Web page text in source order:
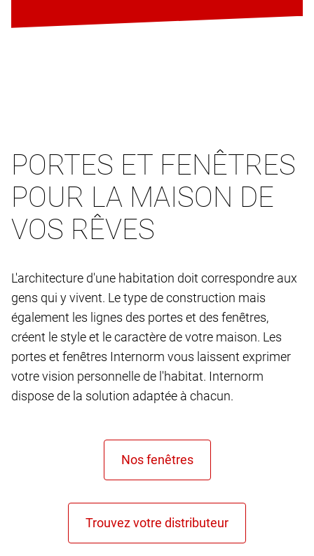
PORTES ET FENÊTRES
POUR LA MAISON DE
VOS RÊVES
L'architecture d'une habitation doit correspondre aux
gens qui y vivent. Le type de construction mais
également les lignes des portes et des fenêtres,
créent le style et le caractère de votre maison. Les
portes et fenêtres Internorm vous laissent exprimer
votre vision personnelle de l'habitat. Internorm
dispose de la solution adaptée à chacun.